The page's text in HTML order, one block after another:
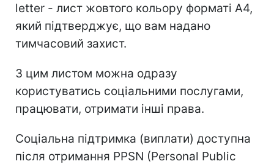
letter - лист жовтого кольору форматі А4,
який підтверджує, що вам надано
тимчасовий захист.
З цим листом можна одразу
користуватись соціальними послугами,
працювати, отримати інші права.
Соціальна підтримка (виплати) доступна
після отримання PPSN (Personal Public